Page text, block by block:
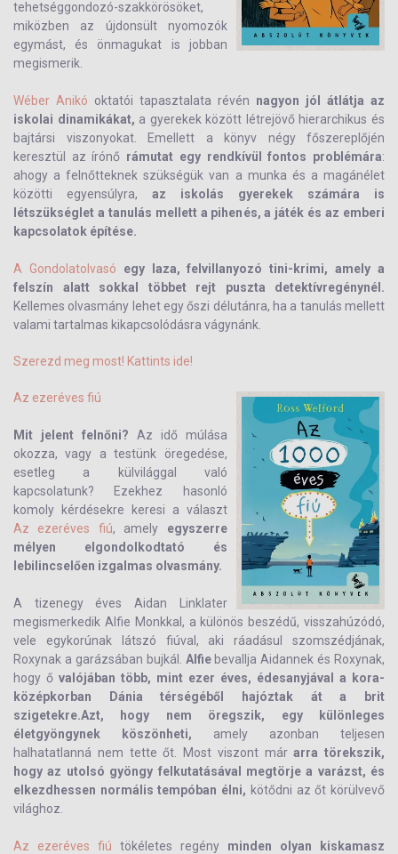
tehetséggondozó-szakkörösöket,
miközben az újdonsült nyomozók
egymást, és önmagukat is jobban
megismerik.
Wéber Anikó oktatói tapasztalata révén nagyon jól átlátja az
iskolai dinamikákat, a gyerekek között létrejövő hierarchikus és
bajtársi viszonyokat. Emellett a könyv négy főszereplőjén
keresztül az írónő rámutat egy rendkívül fontos problémára:
ahogy a felnőtteknek szükségük van a munka és a magánélet
közötti egyensúlyra, az iskolás gyerekek számára is
létszükséglet a tanulás mellett a pihenés, a játék és az emberi
kapcsolatok építése.
A Gondolatolvasó egy laza, felvillanyozó tini-krimi, amely a
felszín alatt sokkal többet rejt puszta detektívregénynél.
Kellemes olvasmány lehet egy őszi délutánra, ha a tanulás mellett
valami tartalmas kikapcsolódásra vágynánk.
S zerezd meg most! Kattints ide!
Az ezeréves fiú
Mit jelent felnőni? Az idő múlása
okozza, vagy a testünk öregedése,
esetleg a külvilággal való
kapcsolatunk? Ezekhez hasonló
komoly kérdésekre keresi a választ
Az ezeréves fiú, amely egyszerre
mélyen elgondolkodtató és
lebilincselően izgalmas olvasmány.
A tizenegy éves Aidan Linklater
megismerkedik Alfie Monkkal, a különös beszédű, visszahúzódó,
vele egykorúnak látszó fiúval, aki ráadásul szomszédjának,
Roxynak a garázsában bujkál. Alfiebevallja Aidannek és Roxynak,
hogy ő valójában több, mint ezer éves, édesanyjával a kora-
középkorban Dánia térségéből hajóztak át a brit
szigetekre.Azt, hogy nem öregszik, egy különleges
életgyöngynek köszönheti, amely azonban teljesen
halhatatlanná nem tette őt. Most viszont márarra törekszik,
hogy az utolsó gyöngy felkutatásával megtörje a varázst, és
elkezdhessen normális tempóban élni, kötődni az őt körülvevő
világhoz.
Az ezeréves fiú tökéletes regény minden olyan kiskamasz